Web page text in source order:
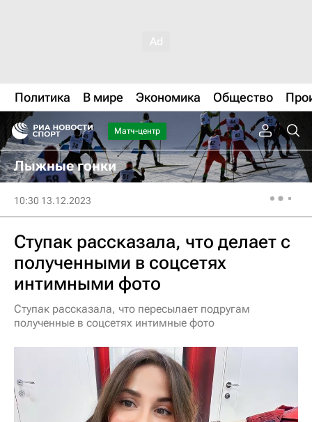
Политика В мире Экономика Общество
Матч-центр
Лыжные гонки
10:30 13.12.2023
Ступак рассказала, что делает с
полученными в соцсетях
интимными фото
Ступак рассказала, что пересылает подругам
полученные в соцсетях интимные фото